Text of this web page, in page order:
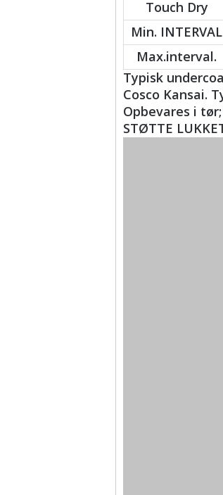
Touch Dry
Min. INTERVAL
Max.interval.
Typisk
Cosco Kansai.
Opbevares i
STØTTE